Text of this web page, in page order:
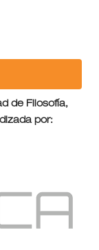
de Filosofía,
por: